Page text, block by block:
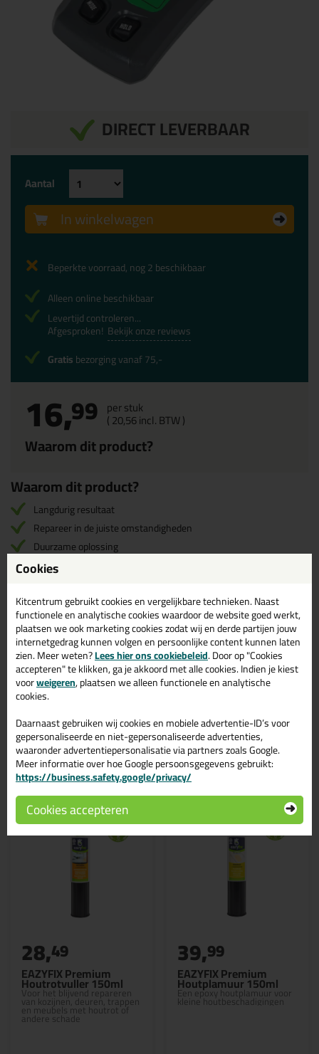
DIRECT LEVERBAAR
16,99 per stuk
(20,56incl. BTW )
Waarom dit product?
Aantal
In winkelwagen
Beperkte voorraad, nog 2 beschikbaar
Alleen online beschikbaar
Levertijd controleren...
Afgesproken! Bekijk onze reviews
Gratisbezorging vanaf 75,-
Waarom dit product?
Langdurig resultaat
Repareer in de juiste omstandigheden
Duurzame oplossing
Omschrijving Reviews (0)
Reviews voor:EAZYFIX
Houtvochtmeter
Er zijn nog geen reviews geschreven voor EAZYFIX
Houtvochtmeter.Schrijf als eerste een review!
Gerelateerde producten
EAZYFIX Premium
Houtrotvuller 150ml
Voor het blijvend repareren
van kozijnen, deuren, trappen
en meubels met houtrot of
andere schade
28,49
EAZYFIX Premium
Houtplamuur 150ml
Een epoxy houtplamuur voor
kleine houtbeschadigingen
39,99
Cookies
Kitcentrum gebruikt cookies en vergelijkbare technieken. Naast
functionele en analytische cookies waardoor de website goed werkt,
plaatsen we ook marketing cookies zodat wij en derde partijen jouw
internetgedrag kunnen volgen en persoonlijke content kunnen laten
zien. Meer weten?Lees hier ons cookiebeleid. Door op "Cookies
accepteren" te klikken, ga je akkoord met alle cookies. Indien je kiest
voorweigeren, plaatsen we alleen functionele en analytische
cookies.
Daarnaast gebruiken wij cookies en mobiele advertentie-ID’s voor
gepersonaliseerde en niet-gepersonaliseerde advertenties,
waaronder advertentiepersonalisatie via partners zoals Google.
Meer informatie over hoe Google persoonsgegevens gebruikt:
https://business.safety.google/privacy/
Cookies accepteren